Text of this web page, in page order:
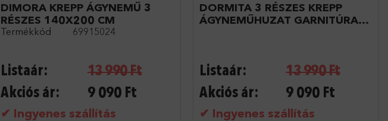
DIMORA KREPP ÁGYNEMŰ 3
RÉSZES 140X200 CM
Termékkód 69915024
Listaár: 13 990Ft
Akciós ár:
9 090Ft
✔ Ingyenes szállítás
DORMITA 3 RÉSZES KREPP
ÁGYNEMŰHUZAT GARNITÚRA
Listaár: 13 990Ft
Akciós ár:
9 090 Ft
✔ Ingyenes szállítás